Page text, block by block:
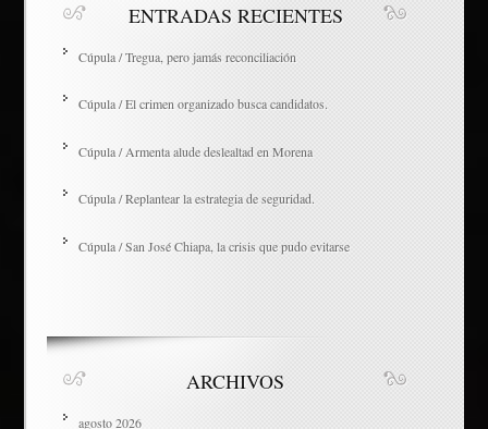
ENTRADAS RECIENTES
Cúpula / Tregua, pero jamás reconciliación
Cúpula / El crimen organizado busca candidatos.
Cúpula / Armenta alude deslealtad en Morena
Cúpula / Replantear la estrategia de seguridad.
Cúpula / San José Chiapa, la crisis que pudo evitarse
ARCHIVOS
agosto 2026